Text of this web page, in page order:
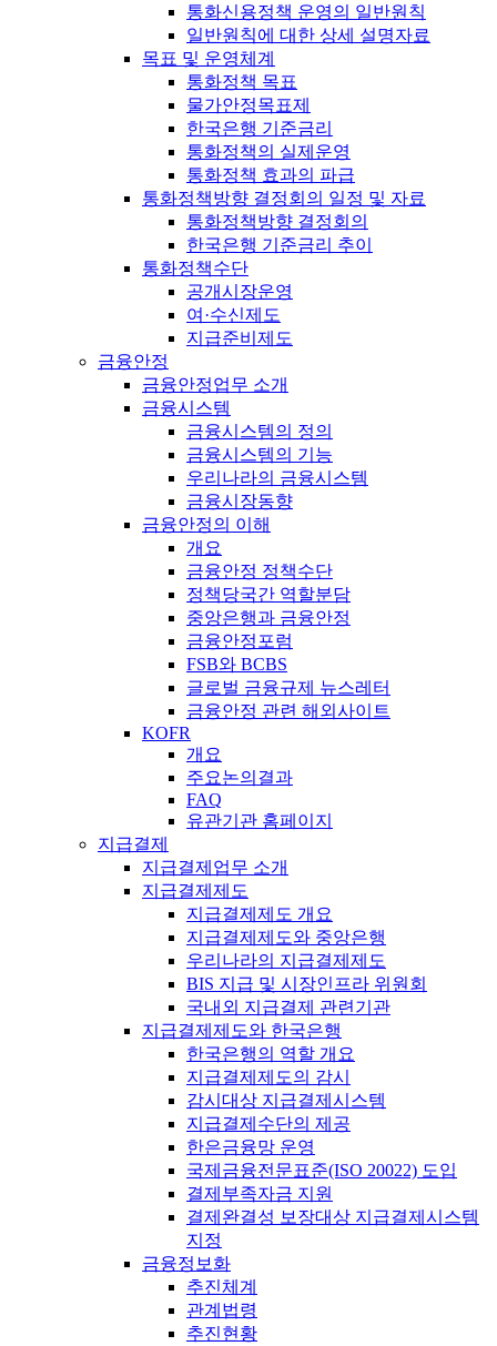
통화신용정책 운영의 일반원칙
일반원칙에 대한 상세 설명자료
목표 및 운영체계
통화정책 목표
물가안정목표제
한국은행 기준금리
통화정책의 실제운영
통화정책 효과의 파급
통화정책방향 결정회의 일정 및 자료
통화정책방향 결정회의
한국은행 기준금리 추이
통화정책수단
공개시장운영
여·수신제도
지급준비제도
금융안정
금융안정업무 소개
금융시스템
금융시스템의 정의
금융시스템의 기능
우리나라의 금융시스템
금융시장동향
금융안정의 이해
개요
금융안정 정책수단
정책당국간 역할분담
중앙은행과 금융안정
금융안정포럼
FSB와 BCBS
글로벌 금융규제 뉴스레터
금융안정 관련 해외사이트
KOFR
개요
주요논의결과
FAQ
유관기관 홈페이지
지급결제
지급결제업무 소개
지급결제제도
지급결제제도 개요
지급결제제도와 중앙은행
우리나라의 지급결제제도
BIS 지급 및 시장인프라 위원회
국내외 지급결제 관련기관
지급결제제도와 한국은행
한국은행의 역할 개요
지급결제제도의 감시
감시대상 지급결제시스템
지급결제수단의 제공
한은금융망 운영
국제금융전문표준(ISO 20022) 도입
결제부족자금 지원
결제완결성 보장대상 지급결제시스템
지정
금융정보화
추진체계
관계법령
추진현황